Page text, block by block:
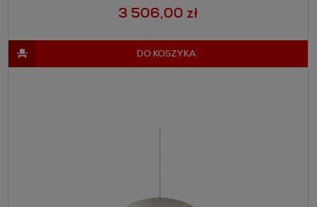
3 506,00 zł
DO KOSZYKA